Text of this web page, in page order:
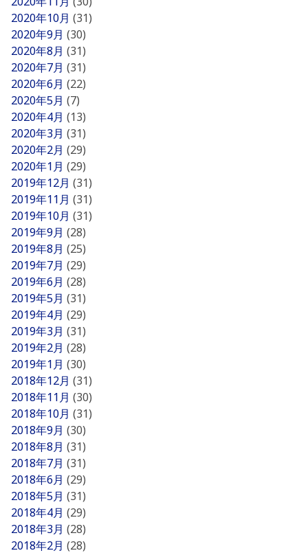
2020年10月 (31)
2020年9月 (30)
2020年8月 (31)
2020年7月 (31)
2020年6月 (22)
2020年5月 (7)
2020年4月 (13)
2020年3月 (31)
2020年2月 (29)
2020年1月 (29)
2019年12月 (31)
2019年11月 (31)
2019年10月 (31)
2019年9月 (28)
2019年8月 (25)
2019年7月 (29)
2019年6月 (28)
2019年5月 (31)
2019年4月 (29)
2019年3月 (31)
2019年2月 (28)
2019年1月 (30)
2018年12月 (31)
2018年11月 (30)
2018年10月 (31)
2018年9月 (30)
2018年8月 (31)
2018年7月 (31)
2018年6月 (29)
2018年5月 (31)
2018年4月 (29)
2018年3月 (28)
2018年2月 (28)